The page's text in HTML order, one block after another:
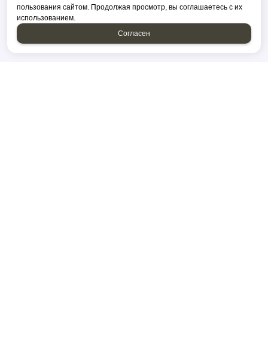
пользования сайтом. Продолжая просмотр, вы соглашаетесь с их
использованием.
Согласен